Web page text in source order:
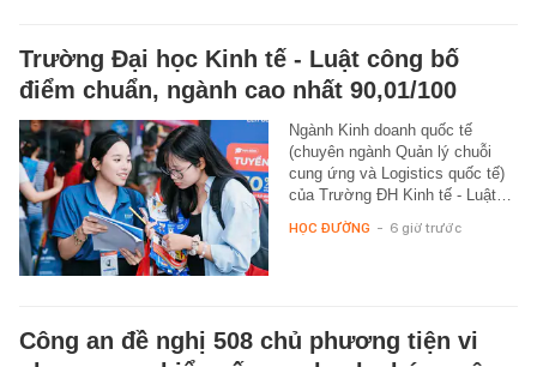
Trường Đại học Kinh tế - Luật công bố
điểm chuẩn, ngành cao nhất 90,01/100
Ngành Kinh doanh quốc tế
(chuyên ngành Quản lý chuỗi
cung ứng và Logistics quốc tế)
của Trường ĐH Kinh tế - Luật…
HỌC ĐƯỜNG - 6 giờ trước
Công an đề nghị 508 chủ phương tiện vi